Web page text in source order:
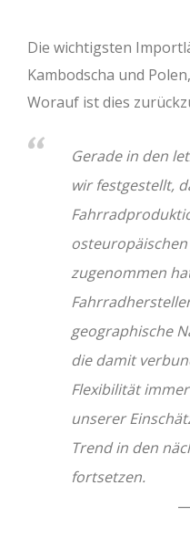
Die wichtigsten
Kambodscha und
Worauf ist dies
Gerade in den
wir festgestellt,
zugenommen
geographische
die damit
Flexibilität
unserer
Trend in den
fortsetzen.